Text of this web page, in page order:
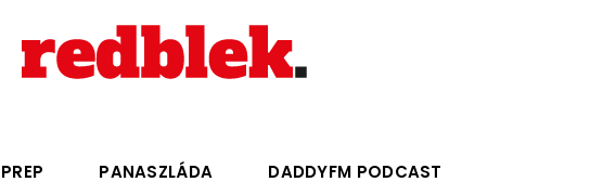
PREP PANASZLÁDA DADDYFM PODCAST